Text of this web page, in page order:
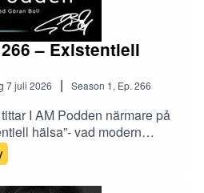
– Existentiell
7 juli 2026 | Season 1, Ep. 266
I AM Podden närmare på
hälsa”- vad modern
i kroppen – och hur olika
som yoga kan